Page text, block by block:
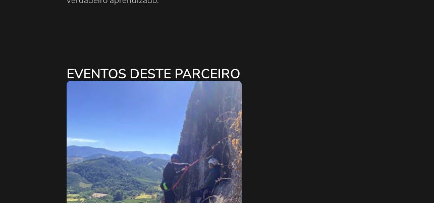
EVENTOS DESTE PARCEIRO